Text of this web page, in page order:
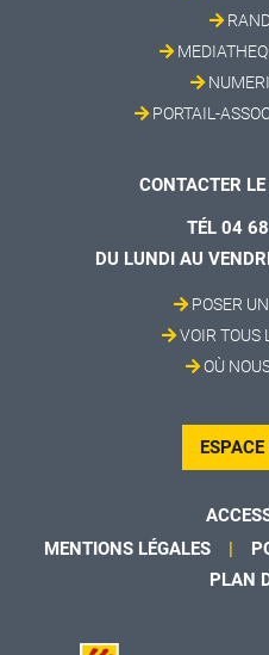
PORTAIL-
CONTACTER
TÉL 04
DU LUNDI AU
POSER
VOIR TOUS
OÙ
MENTIONS LÉGALES
PLAN